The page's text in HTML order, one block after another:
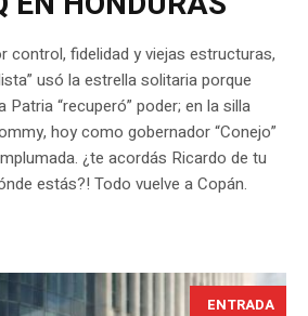
control, fidelidad y viejas estructuras,
usó la estrella solitaria porque
“recuperó” poder; en la silla
hoy como gobernador “Conejo”
¿te acordás Ricardo de tu
estás?! Todo vuelve a Copán.
ENTRADA